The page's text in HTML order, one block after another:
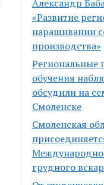
Александр
«Развитие
наращивании
производства»
Региональные
обучения
обсудили на
Смоленске
Смоленская
грудного